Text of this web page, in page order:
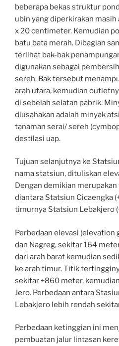
beberapa bekas struktur
ubin yang diperkirakan
x 20 centimeter. Kemudian
batu bata merah. Dibagian
terlihat bak-bak
digunakan sebagai
sereh. Bak tersebut
arah utara, kemudian
di sebelah selatan pabrik.
diusahakan adalah minyak
tanaman serai/ sereh
destilasi uap.
Tujuan selanjutnya ke
nama statsiun, dituliskan
Dengan demikian
diantara Statsiun Cicaengka
timurnya Statsiun Lebakjero
Perbedaan elevasi (elevation
dan Nagreg, sekitar 164
dari arah barat kemudian
ke arah timur. Titik
sekitar +860 meter,
Jero. Perbedaan antara
Lebakjero lebih rendah
Perbedaan ketinggian ini
pembuatan jalur lintasan